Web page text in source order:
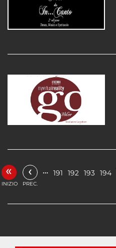
«
INIZIO
‹
PREC.
… 191 192 193 194